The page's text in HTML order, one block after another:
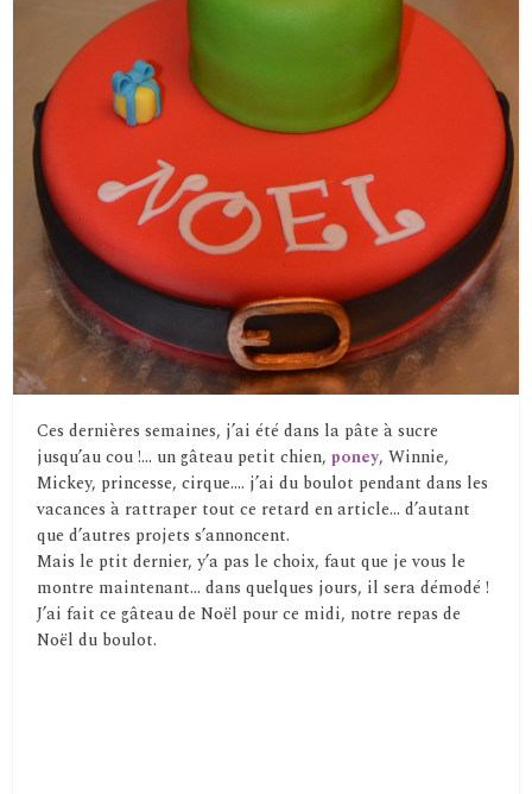
Ces dernières semaines, j’ai été dans la pâte à sucre
jusqu’au cou !… un gâteau petit chien,poney, Winnie,
Mickey, princesse, cirque…. j’ai du boulot pendant dans les
vacances à rattraper tout ce retard en article… d’autant
que d’autres projets s’annoncent.
Mais le ptit dernier, y’a pas le choix, faut que je vous le
montre maintenant… dans quelques jours, il sera démodé !
J’ai fait ce gâteau de Noël pour ce midi, notre repas de
Noël du boulot.